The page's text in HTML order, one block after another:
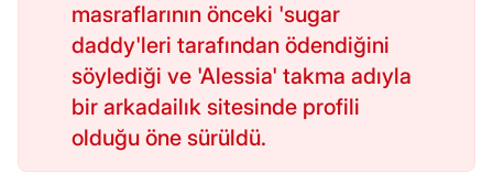
masraflarının önceki 'sugar
daddy'leri tarafından ödendiğini
söylediği ve 'Alessia' takma adıyla
bir arkadailık sitesinde profili
olduğu öne sürüldü.